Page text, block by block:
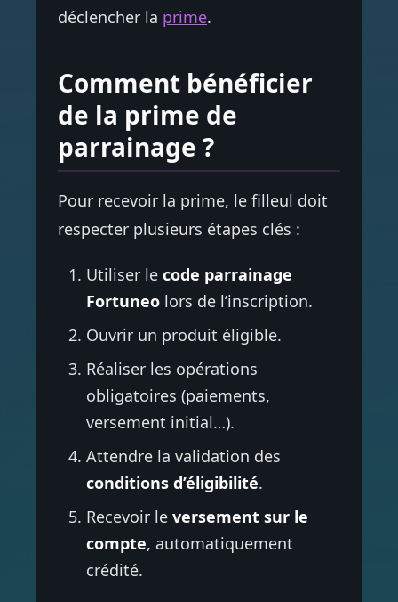
déclencher la prime.
Comment bénéficier
de la prime de
parrainage ?
Pour recevoir la prime, le filleul doit
respecter plusieurs étapes clés :
Utiliser le code parrainage
Fortuneo lors de l’inscription.
Ouvrir un produit éligible.
Réaliser les opérations
obligatoires (paiements,
versement initial…).
Attendre la validation des
conditions d’éligibilité.
Recevoir le versement sur le
compte, automatiquement
crédité.